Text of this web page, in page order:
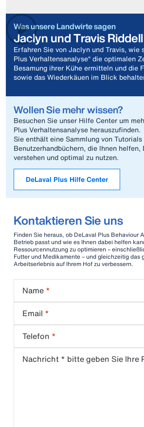
Was unsere Landwirte sagen
Jaclyn und Travis Riddell
Erfahren Sie von Jaclyn und Travis, wie
Plus Verhaltensanalyse“ die optimalen
Besamung ihrer Kühe ermitteln und die
sowie das Wiederkäuen im Blick
Wollen Sie mehr wissen?
Besuchen Sie unser Hilfe Center um
Plus Verhaltensanalyse herauszufinden.
Sie enthält eine Sammlung von Tutorials
Benutzerhandbüchern, die Ihnen helfen,
verstehen und optimal zu nutzen.
DeLaval Plus Hilfe Center
Kontaktieren Sie uns
Finden Sie heraus, ob DeLaval Plus Behaviour
Betrieb passt und wie es Ihnen dabei helfen
Ressourcennutzung zu optimieren –
Futter und Medikamente – und gleichzeitig das
Arbeitserlebnis auf Ihrem Hof zu verbessern.
Name
Email
Telefon